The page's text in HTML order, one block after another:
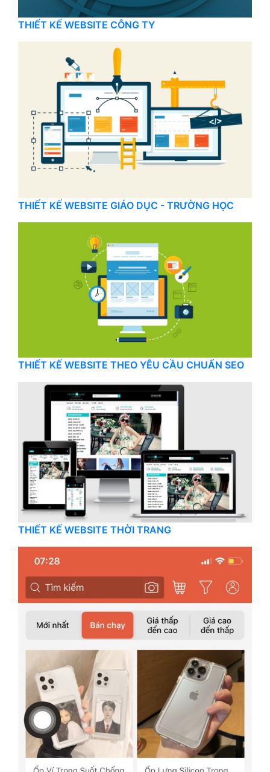
THIẾT KẾ WEBSITE CÔNG TY
THIẾT KẾ WEBSITE GIÁO DỤC - TRƯỜNG HỌC
THIẾT KẾ WEBSITE THEO YÊU CẦU CHUẨN SEO
THIẾT KẾ WEBSITE THỜI TRANG